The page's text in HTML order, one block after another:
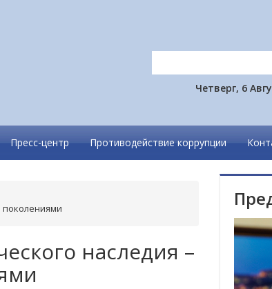
Четверг, 6
Пресс-центр Противодействие коррупции
поколениями
наследия –